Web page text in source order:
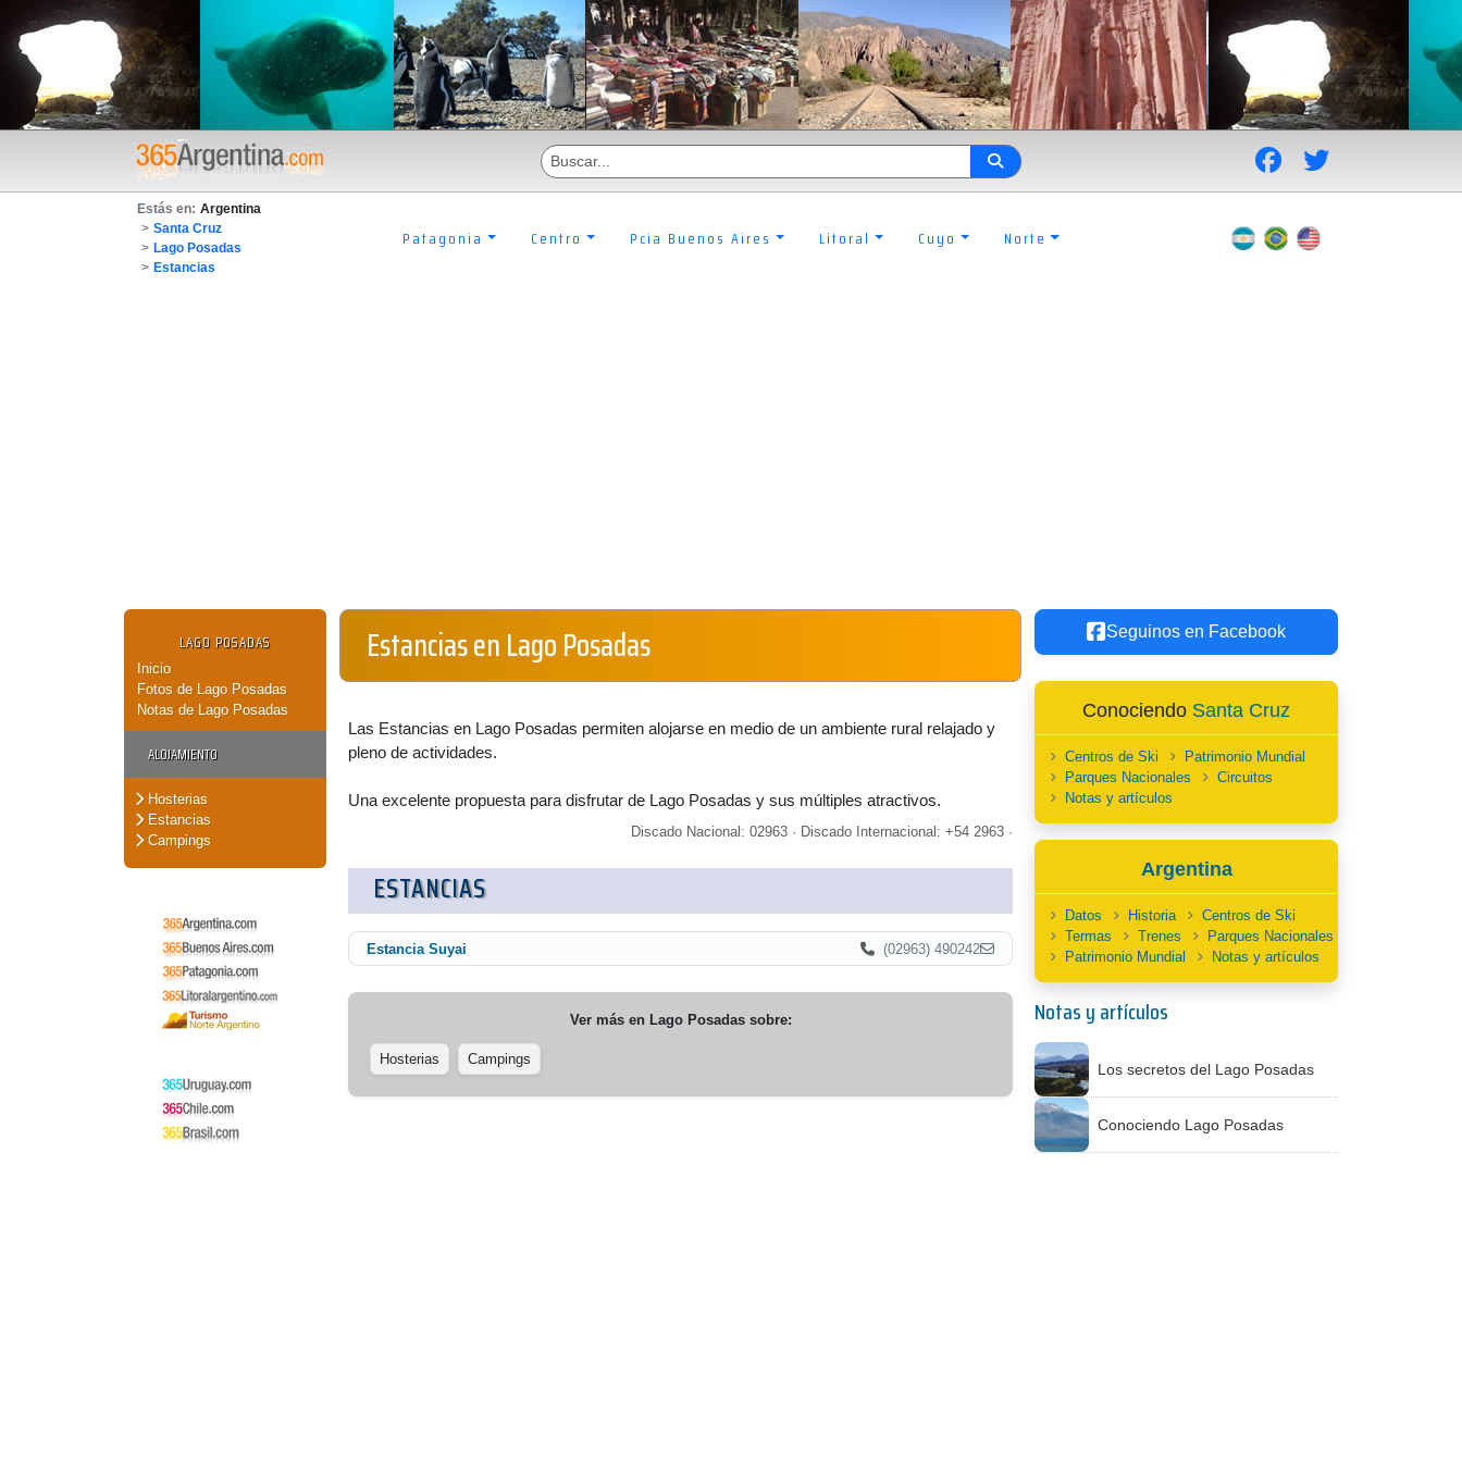
Estás en: Argentina
> Santa Cruz
> Lago Posadas
> Estancias
Patagonia Centro Pcia Buenos Aires Litoral Cuyo Norte
LAGO POSADAS
Inicio
Fotos de Lago Posadas
Notas de Lago Posadas
ALOJAMIENTO
Hosterias
Estancias
Campings
Estancias en Lago Posadas
Las Estancias en Lago Posadas permiten alojarse en medio de un ambiente rural relajado y
pleno de actividades.
Una excelente propuesta para disfrutar de Lago Posadas y sus múltiples atractivos.
Discado Nacional: 02963 · Discado Internacional: +54 2963 ·
ESTANCIAS
Estancia Suyai (02963) 490242
Ver más en Lago Posadassobre:
Hosterias Campings
Seguinos en Facebook
Conociendo Santa Cruz
Centros de Ski
Patrimonio Mundial
Parques Nacionales
Circuitos
Notas y artículos
Argentina
Datos Historia
Centros de Ski
Termas
Trenes
Parques Nacionales
Patrimonio Mundial
Notas y artículos
Notas y artículos
Los secretos del Lago Posadas
Conociendo Lago Posadas